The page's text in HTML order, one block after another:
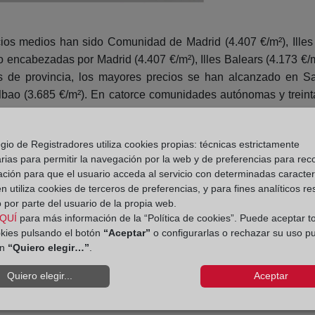
medios han sido Comunidad de Madrid (4.407 €/m²),
por Madrid (4.407 €/m²), Illes Balears (4.173 €/
provincia, los mayores precios se han alcanzado en
(3.685 €/m²). En catorce comunidades autónomas y
en el primer trimestre ha sido de 133.618, lo que supone
un peso del 75 %. En términos interanuales se han
han registrado incrementos trimestrales,
de Madrid (20.379) y Comunitat Valenciana (15.640).
de Registradores utiliza cookies propias: técnicas estrictamente
para permitir la navegación por la web y de preferencias para
para que el usuario acceda al servicio con determinadas
utiliza cookies de terceros de preferencias, y para fines analíticos
por parte del usuario de la propia web.
para más información de la “Política de cookies”. Puede aceptar
pulsando el botón “Aceptar” o configurarlas o rechazar su uso
“Quiero elegir…”
Quiero elegir... Aceptar